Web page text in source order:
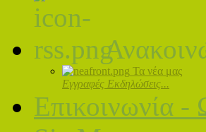
Τα νέα μας
Εγγραφές Εκδηλώσεις...
Επικοινωνία -